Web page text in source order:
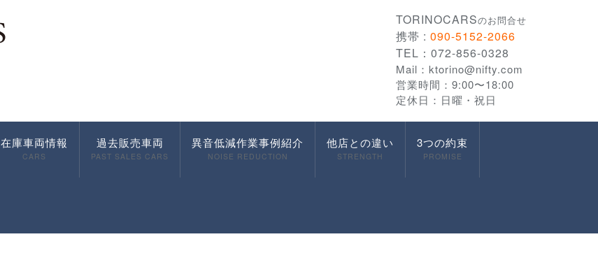
TORINOCARSのお問合せ
携帯 : 090-5152-2066
TEL：072-856-0328
Mail： ktorino@nifty.com
営業時間：9:00〜18:00
定休日：日曜・祝日
在庫車両情報
CARS
過去販売車両
PAST SALES CARS
異音低減作業事例紹介
NOISE REDUCTION
他店との違い
STRENGTH
3つの約束
PROMISE